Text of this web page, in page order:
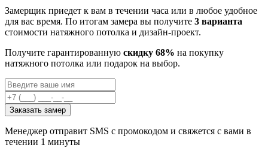
Замерщик приедет к вам в течении часа или в любое удобное
для вас время. По итогам замера вы получите 3 варианта
стоимости натяжного потолка и дизайн-проект.
Получите гарантированную скидку 68% на покупку
натяжного потолка или подарок на выбор.
Заказать замер
Менеджер отправит SMS с промокодом и свяжется с вами в
течении 1 минуты